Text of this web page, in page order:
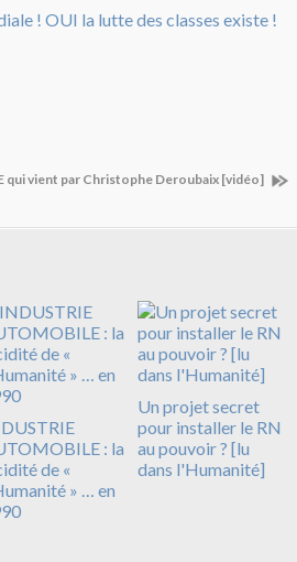
qui vient par Christophe Deroubaix [vidéo]
: la
de «
» … en
Un projet secret
pour installer le RN
au pouvoir ? [lu
dans l'Humanité]